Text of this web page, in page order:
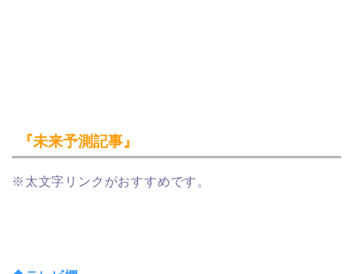
『未来予測記事』
※太文字リンクがおすすめです。